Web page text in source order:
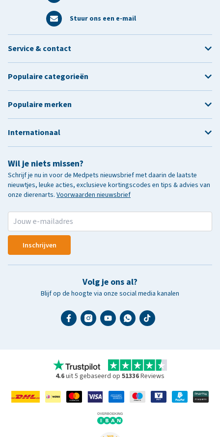
Stuur ons een e-mail
Wil je niets missen?
Schrijf je nu in voor de Medpets nieuwsbrief met daarin de laatste
nieuwtjes, leuke acties, exclusieve kortingscodes en tips & advies van
onze dierenarts. Voorwaarden nieuwsbrief
Inschrijven
Volg je ons al?
Blijf op de hoogte via onze social media kanalen
Service & contact
Populaire categorieën
Populaire merken
Internationaal
4.6uit 5 gebaseerd op 51336Reviews